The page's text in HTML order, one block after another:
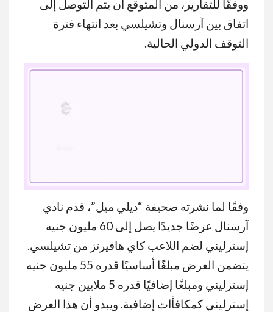
ووفقًا للتقارير، من المتوقع أن يتم التوصل إلى
اتفاق بين آرسنال وتشيلسي بعد انتهاء فترة
التوقف الدولي الحالية.
MUTE
وفقًا لما نشرته صحيفة “ديلي ميل”، قدم نادي
آرسنال عرضًا جديدًا يصل إلى 60 مليون جنيه
إسترليني لضم اللاعب كاي هافيرتز من تشيلسي.
يتضمن العرض مبلغًا أساسيًا قدره 55 مليون جنيه
إسترليني ومبلغًا إضافيًا قدره 5 ملايين جنيه
إسترليني كمكافأات إضافية. ويبدو أن هذا العرض